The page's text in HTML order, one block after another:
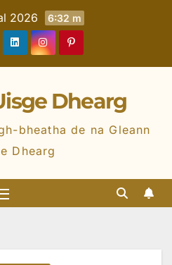
2026 6:32 m
Dhearg
bheatha de na Gleann
Dhearg